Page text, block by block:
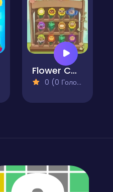
Flower Collection
0 (0 Голосів)